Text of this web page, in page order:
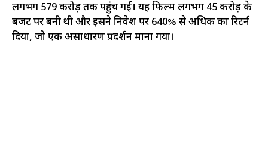
लगभग ₹579 करोड़ तक पहुंच गई। यह फिल्म लगभग ₹45 करोड़ के
बजट पर बनी थी और इसने निवेश पर 640% से अधिक का रिटर्न
दिया, जो एक असाधारण प्रदर्शन माना गया।